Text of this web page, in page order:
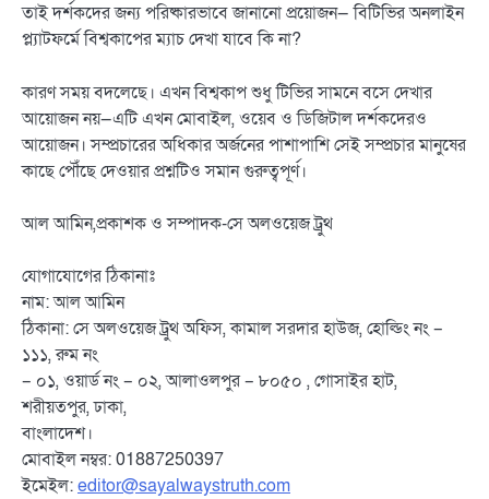
তাই দর্শকদের জন্য পরিষ্কারভাবে জানানো প্রয়োজন— বিটিভির অনলাইন
প্ল্যাটফর্মে বিশ্বকাপের ম্যাচ দেখা যাবে কি না?
কারণ সময় বদলেছে। এখন বিশ্বকাপ শুধু টিভির সামনে বসে দেখার
আয়োজন নয়—এটি এখন মোবাইল, ওয়েব ও ডিজিটাল দর্শকদেরও
আয়োজন। সম্প্রচারের অধিকার অর্জনের পাশাপাশি সেই সম্প্রচার মানুষের
কাছে পৌঁছে দেওয়ার প্রশ্নটিও সমান গুরুত্বপূর্ণ।
আল আমিন,প্রকাশক ও সম্পাদক-সে অলওয়েজ ট্রুথ
যোগাযোগের ঠিকানাঃ
নাম: আল আমিন
ঠিকানা: সে অলওয়েজ ট্রুথ অফিস, কামাল সরদার হাউজ, হোল্ডিং নং –
১১১, রুম নং
– ০১, ওয়ার্ড নং – ০২, আলাওলপুর – ৮০৫০ , গোসাইর হাট,
শরীয়তপুর, ঢাকা,
বাংলাদেশ।
মোবাইল নম্বর: 01887250397
ইমেইল:editor@sayalwaystruth.com